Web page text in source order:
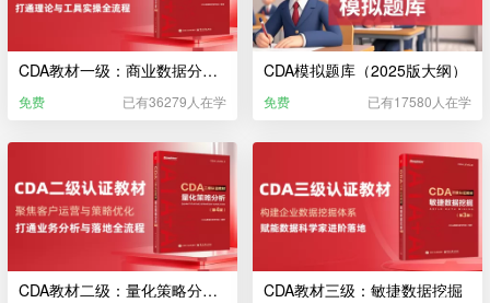
CDA教材一级：商业数据分析（2025版大纲）
免费 已有36279人在学
CDA模拟题库（2025版大纲）
免费 已有17580人在学
CDA教材二级：量化策略分析（2025） CDA教材三级：敏捷数据挖掘